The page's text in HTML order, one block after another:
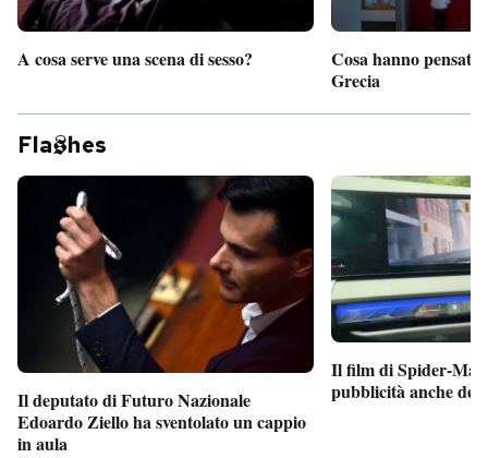
A cosa serve una scena di sesso?
Cosa hanno pensato
Grecia
Fla hes
Il deputato di Futuro Nazionale
Edoardo Ziello ha sventolato un cappio
in aula
Il film di Spider-Man
pubblicità anche